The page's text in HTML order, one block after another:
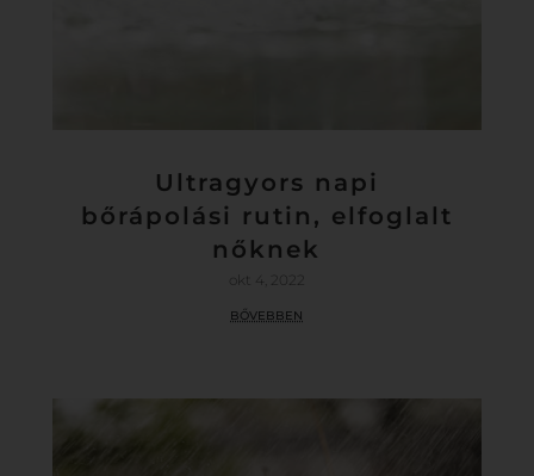
Ultragyors napi
bőrápolási rutin, elfoglalt
nőknek
okt 4, 2022
bővebben